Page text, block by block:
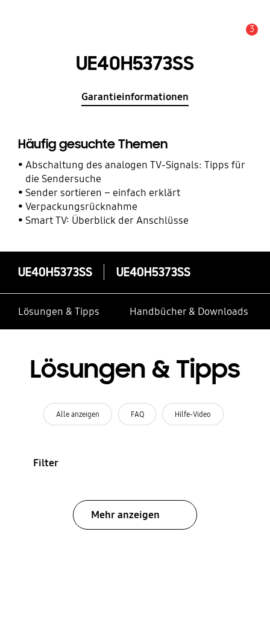
3
UE40H5373SS
Garantieinformationen
Häufig gesuchte Themen
Abschaltung des analogen TV-Signals: Tipps für
die Sendersuche
Sender sortieren – einfach erklärt
Verpackungsrücknahme
Smart TV: Überblick der Anschlüsse
UE40H5373SS UE40H5373SS
Lösungen & Tipps Handbücher & Downloads
Lösungen & Tipps
Alle anzeigen FAQ Hilfe-Video
Filter
Mehr anzeigen